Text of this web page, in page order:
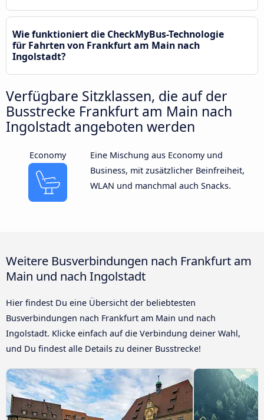
Wie funktioniert die CheckMyBus-Technologie
für Fahrten von Frankfurt am Main nach
Ingolstadt?
Verfügbare Sitzklassen, die auf der
Busstrecke Frankfurt am Main nach
Ingolstadt angeboten werden
Economy
Eine Mischung aus Economy und
Business, mit zusätzlicher Beinfreiheit,
WLAN und manchmal auch Snacks.
Weitere Busverbindungen nach Frankfurt am
Main und nach Ingolstadt
Hier findest Du eine Übersicht der beliebtesten
Busverbindungen nach Frankfurt am Main und nach
Ingolstadt. Klicke einfach auf die Verbindung deiner Wahl,
und Du findest alle Details zu deiner Busstrecke!